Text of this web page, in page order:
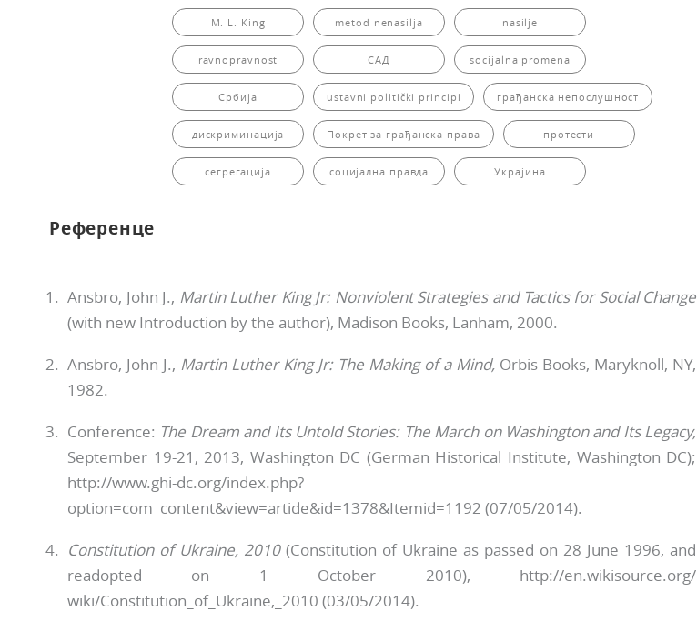
M. L. King metod nenasilja nasilje
ravnopravnost САД socijalna promena
Србија ustavni politički principi грађанска непослушност
дискриминација Покрет за грађанска права протести
сегрегација социјална правда Украјина
Референце
Ansbro, John J., Martin LutherKing Jr: Nonviolent Strategies and Tac­tics for Social Change
(with new Introduction by the author), Madison Books, Lanham, 2000.
Ansbro, John J., Martin Luther King Jr: The Making of a Mind, Orbis Books, Maryknoll, NY,
1982.
Conference: The Dream and Its Untold Stories: The March on Washing­ton and Its Legacy,
September 19-21, 2013, Washington DC (German Hi­storical Institute, Washington DC);
http://www.ghi-dc.org/index.php?
option=com_content&view=artide&id=1378&Itemid=1192 (07/05/2014).
Constitution of Ukraine, 2010(Constitution of Ukraine as passed on 28 June 1996, and
readopted on 1 October 2010), http://en.wikisource.org/
wiki/Constitution_of_Ukraine,_2010 (03/05/2014).